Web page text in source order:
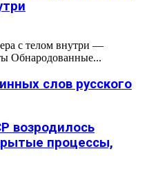
с телом внутри —
Обнародованные...
слов русского
возродилось
процессы,